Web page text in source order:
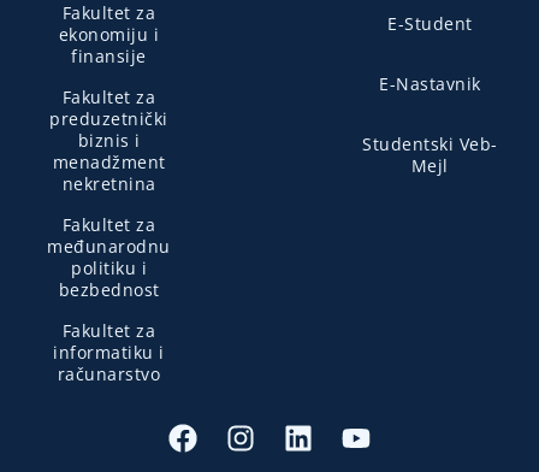
Fakultet za
ekonomiju i
finansije
Fakultet za
preduzetnički
biznis i
menadžment
nekretnina
Fakultet za
međunarodnu
politiku i
bezbednost
Fakultet za
informatiku i
računarstvo
E-Student
E-Nastavnik
Studentski Veb-
Mejl